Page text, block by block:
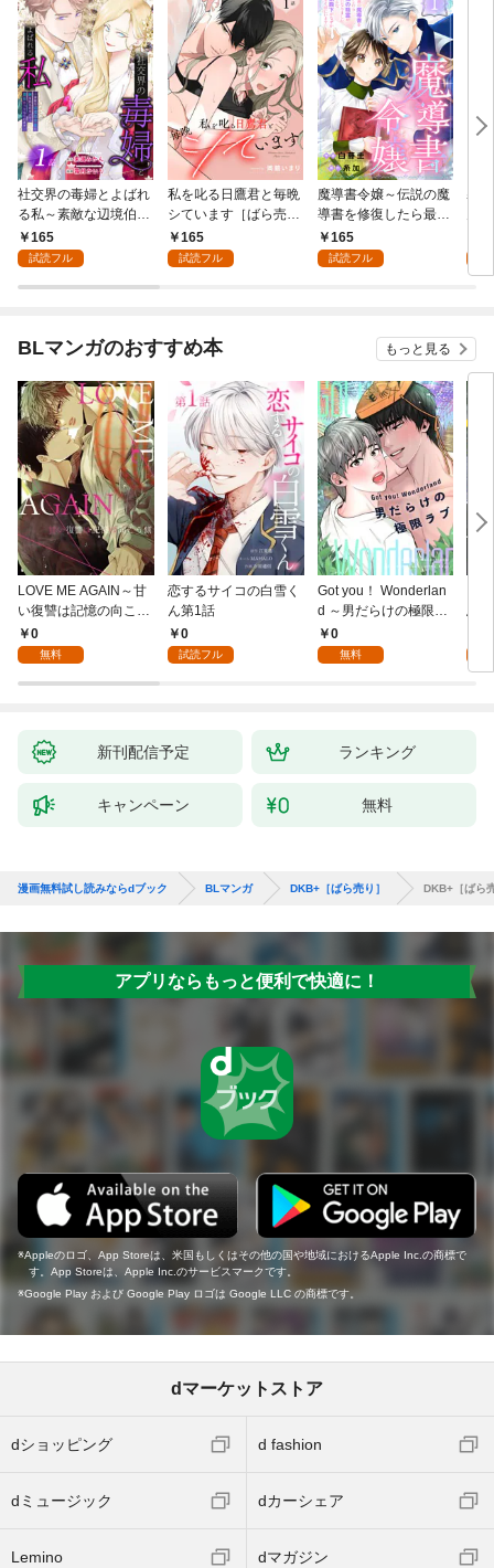
社交界の毒婦とよばれ
る私～素敵な辺境伯令
息に腕を折られたの
で、責任とってもらい
第1話
165
試読フル
私を叱る日鷹君と毎晩
シています［ばら売
り］ 第1話
165
試読フル
魔導書令嬢～伝説の魔
導書を修復したら最強
の精霊が味方になりま
した（クールな王弟殿
165
試読フル
寡
の
～
BLマンガのおすすめ本 もっと見る
LOVE ME AGAIN～甘
い復讐は記憶の向こう
側～(1)
0
無料
恋するサイコの白雪く
ん第1話
0
試読フル
Got you！ Wonderlan
d ～男だらけの極限ラ
ブ～(1)
0
無料
鳥
新刊配信予定 ランキング
キャンペーン 無料
漫画無料試し読みならdブック BLマンガ DKB+［ばら売り］ DKB+［ばら
アプリならもっと便利で快適に！
Appleのロゴ、App Storeは、米国もしくはその他の国や地域におけるApple Inc.の商標で
す。App Storeは、Apple Inc.のサービスマークです。
Google Play および Google Play ロゴは Google LLC の商標です。
dマーケットストア
dショッピング d fashion
dミュージック dカーシェア
Lemino dマガジン